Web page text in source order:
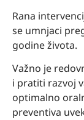
Rana
se umnjaci
godine života.
Važno je
i pratiti razvoj
optimalno
preventiva